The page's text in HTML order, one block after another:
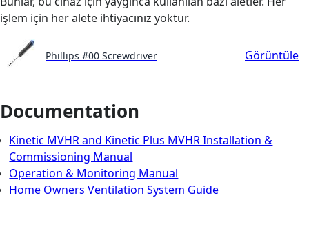
işlem için her alete ihtiyacınız yoktur.
Phillips #00 Screwdriver Görüntüle
Documentation
Kinetic MVHR and Kinetic Plus MVHR Installation &
Commissioning Manual
Operation & Monitoring Manual
Home Owners Ventilation System Guide